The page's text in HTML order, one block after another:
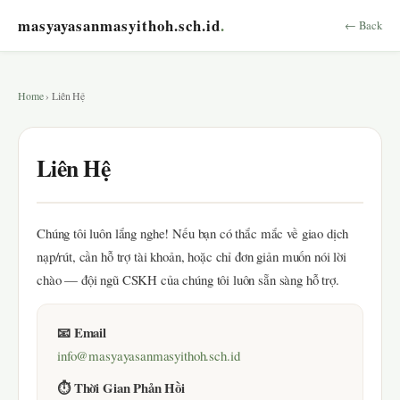
masyayasanmasyithoh.sch.id. ← Back
Home› Liên Hệ
Liên Hệ
Chúng tôi luôn lắng nghe! Nếu bạn có thắc mắc về giao dịch
nạp/rút, cần hỗ trợ tài khoản, hoặc chỉ đơn giản muốn nói lời
chào — đội ngũ CSKH của chúng tôi luôn sẵn sàng hỗ trợ.
📧 Email
info@masyayasanmasyithoh.sch.id
⏱ Thời Gian Phản Hồi